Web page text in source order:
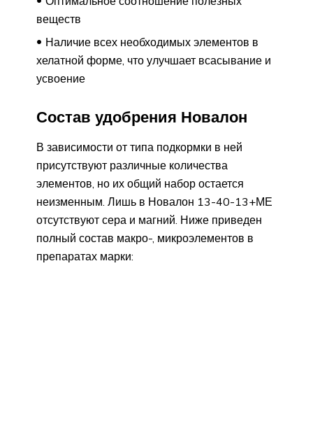
веществ
Наличие всех необходимых элементов в
хелатной форме, что улучшает всасывание и
усвоение
Состав удобрения Новалон
В зависимости от типа подкормки в ней
присутствуют различные количества
элементов, но их общий набор остается
неизменным. Лишь в Новалон 13-40-13+МЕ
отсутствуют сера и магний. Ниже приведен
полный состав макро-, микроэлементов в
препаратах марки: